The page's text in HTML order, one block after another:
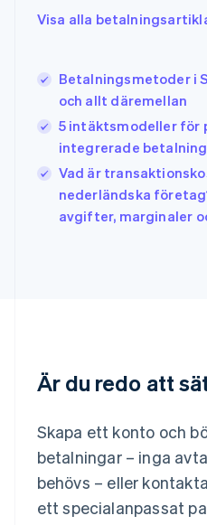
Visa alla
Betalningsmetoder i
och allt däremellan
5 intäktsmodeller för
integrerade
Vad är
nederländska
avgifter, marginaler
Är du redo att
Skapa ett konto och
betalningar – inga
behövs – eller
ett specialanpassat
Indien
English
Italien
ItalianoEnglish
Japan
Kanada
EnglishFrançais
Kroatien
English
Lettland
Malaysia
English
Mexiko
EspañolEnglish
Nederländerna
NederlandsEnglish